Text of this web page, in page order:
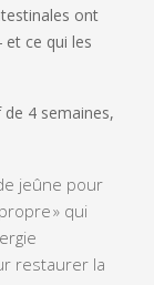
ont
ce qui les
4 semaines,
jeûne pour
» qui
restaurer la